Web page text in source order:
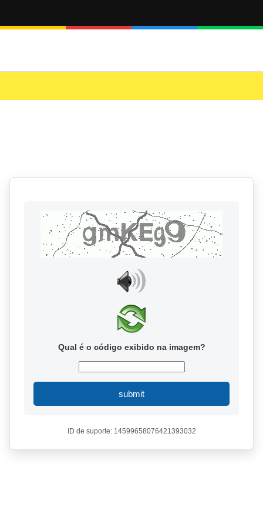
Qual é o código exibido na imagem?
submit
ID de suporte: 14599658076421393032